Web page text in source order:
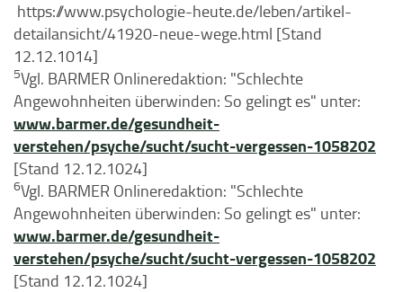
https://www.psychologie-heute.de/leben/artikel-
detailansicht/41920-neue-wege.html [Stand
12.12.1014]
5Vgl. BARMER Onlineredaktion: "Schlechte
Angewohnheiten überwinden: So gelingt es" unter:
www.barmer.de/gesundheit-
verstehen/psyche/sucht/sucht-vergessen-1058202
[Stand 12.12.1024]
6Vgl. BARMER Onlineredaktion: "Schlechte
Angewohnheiten überwinden: So gelingt es" unter:
www.barmer.de/gesundheit-
verstehen/psyche/sucht/sucht-vergessen-1058202
[Stand 12.12.1024]